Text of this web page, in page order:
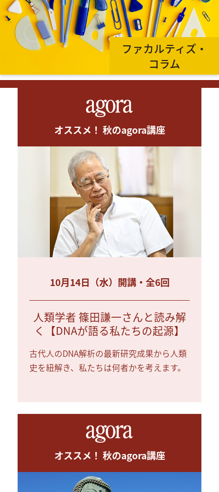
ファカルティズ・
コラム
オススメ！ 秋のagora講座
10月14日（水）開講・全6回
人類学者 篠田謙一さんと読み解
く【DNAが語る私たちの起源】
古代人のDNA解析の最新研究成果から人類
史を紐解き、私たちは何者かを考えます。
オススメ！ 秋のagora講座